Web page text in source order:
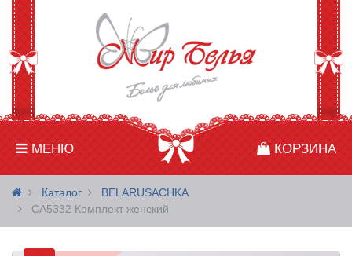
МЕНЮ КОРЗИНА
Каталог
BELARUSACHKA
СА5332 Комплект женский